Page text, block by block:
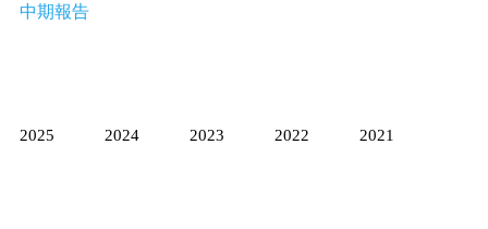
中期報告
2025 2024 2023 2022 2021